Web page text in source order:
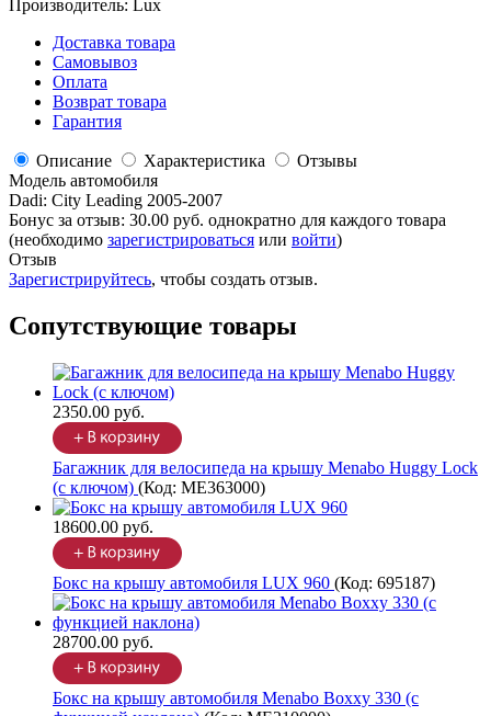
Производитель: Lux
Доставка товара
Самовывоз
Оплата
Возврат товара
Гарантия
Описание Характеристика
Отзывы
Модель автомобиля
Dadi: City Leading 2005-2007
Бонус за отзыв: 30.00 руб. однократно для каждого товара
(необходимо зарегистрироваться или войти)
Отзыв
Зарегистрируйтесь, чтобы создать отзыв.
Сопутствующие товары
2350.00 руб.
Багажник для велосипеда на крышу Menabo Huggy Lock
(с ключом) (Код: ME363000)
18600.00 руб.
Бокс на крышу автомобиля LUX 960 (Код: 695187)
28700.00 руб.
Бокс на крышу автомобиля Menabo Boxxy 330 (с